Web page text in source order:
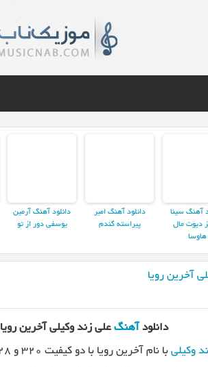
آهنگ سینا
دیوت مال
هاوسا
دانلود آهنگ امیر
پیراسته گندم
دانلود آهنگ آرمین
یوسفی دور از تو
آخرین رویا
دانلود آهنگ علی زند وکیلی آخرین رویا
وکیلی با نام آخرین رویا با دو کیفیت ۳۲۰ و ۱۲۸ + متن ترانه از